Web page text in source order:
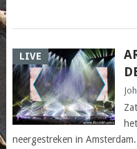
LIVE
neergestreken in